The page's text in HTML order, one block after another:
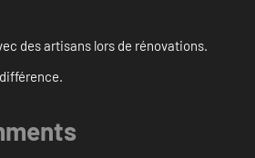
des artisans lors de rénovations.